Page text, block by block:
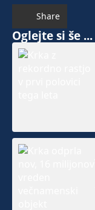
Share
Oglejte si še ...